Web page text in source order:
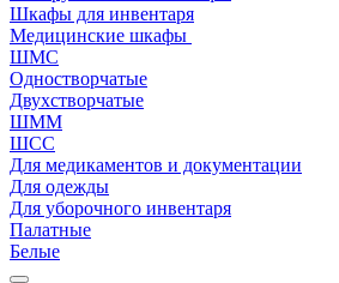
Шкафы для инвентаря
Медицинские шкафы
ШМС
Одностворчатые
Двухстворчатые
ШММ
ШСС
Для медикаментов и документации
Для одежды
Для уборочного инвентаря
Палатные
Белые